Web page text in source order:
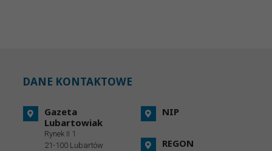
DANE KONTAKTOWE
Gazeta
Lubartowiak
Rynek II 1
21-100 Lubartów
NIP
REGON